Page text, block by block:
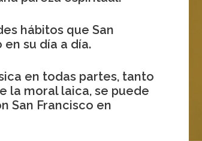
hábitos que San
su día a día.
en todas partes, tanto
la moral laica, se puede
San Francisco en